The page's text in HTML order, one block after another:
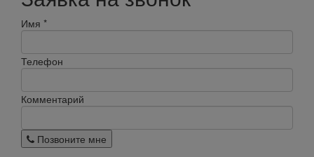
Имя *
Телефон
Комментарий
Позвоните мне